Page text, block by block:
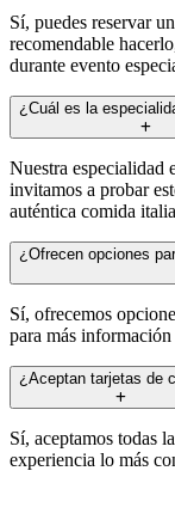
Sí, puedes reservar
recomendable
durante evento
¿Cuál es la
Nuestra especialidad
invitamos a probar
auténtica comida
¿Ofrecen opciones
Sí, ofrecemos
para más
¿Aceptan tarjetas de
Sí, aceptamos todas
experiencia lo más